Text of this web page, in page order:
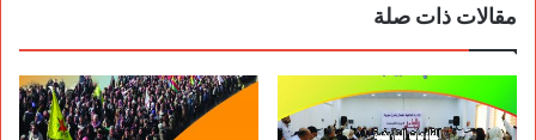
مقالات ذات صلة